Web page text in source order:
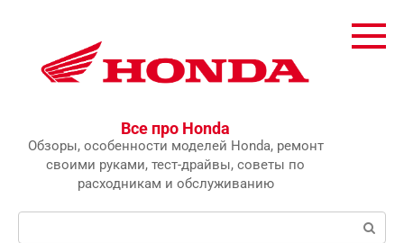
Все про Honda
Обзоры, особенности моделей Honda, ремонт
своими руками, тест-драйвы, советы по
расходникам и обслуживанию